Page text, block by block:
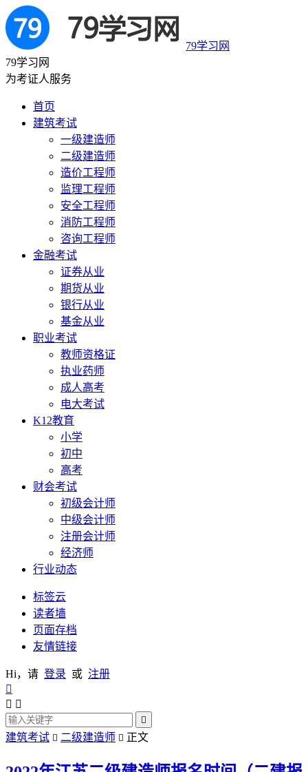
79学习网
79学习网
为考证人服务
首页
建筑考试
一级建造师
二级建造师
造价工程师
监理工程师
安全工程师
消防工程师
咨询工程师
金融考试
证券从业
期货从业
银行从业
基金从业
职业考试
教师资格证
执业药师
成人高考
电大考试
K12教育
小学
初中
高考
财会考试
初级会计师
中级会计师
注册会计师
经济师
行业动态
标签云
读者墙
页面存档
友情链接
Hi，请 登录 或 注册

 

建筑考试  二级建造师  正文